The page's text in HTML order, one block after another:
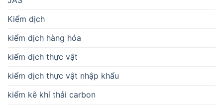
Kiểm dịch
kiểm dịch hàng hóa
kiểm dịch thực vật
kiểm dịch thực vật nhập khẩu
kiểm kê khí thải carbon